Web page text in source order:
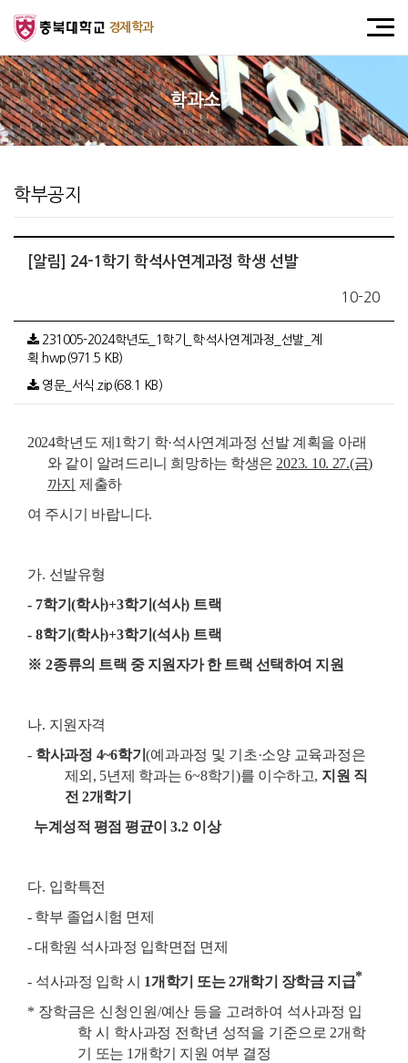
경제학과
학과소개
학부공지
[알림] 24-1학기 학석사연계과정 학생 선발
10-20
231005-2024학년도_1학기_학·석사연계과정_선발_계
획.hwp(971.5 KB)
영문_서식.zip(68.1 KB)
2024학년도 제 1 학기 학·석사연계과정 선발 계획을 아래
와 같이 알려드리니 희망하는 학생은 2023. 10. 27.(금)
까지 제출하
여 주시기 바랍니다.
가. 선발유형
- 7학기(학사)+3학기(석사) 트랙
- 8학기(학사)+3학기(석사) 트랙
※ 2종류의 트랙 중 지원자가 한 트랙 선택하여 지원
나. 지원자격
- 학사과정 4~6학기(예과과정 및 기초·소양 교육과정은
제외 , 5년제 학과는6~8학기)를 이수하고, 지원 직
전 2개학기
누계성적 평점 평균이3.2 이상
다. 입학특전
- 학부 졸업시험 면제
- 대학원 석사과정 입학면접 면제
- 석사과정 입학 시 1개학기 또는2개학기 장학금 지급*
* 장학금은 신청인원/예산 등을 고려하여 석사과정 입
학 시 학사과정 전학년 성적을 기준으로 2개학
기
또는 1 개학기 지원 여부 결정